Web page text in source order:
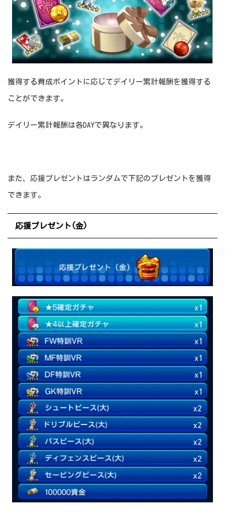
獲得する育成ポイントに応じてデイリー累計報酬を獲得する
ことができます。
デイリー累計報酬は各DAYで異なります。
また、応援プレゼントはランダムで下記のプレゼントを獲得
できます。
応援プレゼント(金)